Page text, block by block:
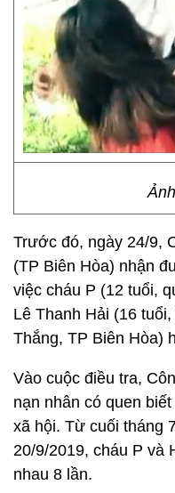
Trước đó, ngày 24/9,
(TP Biên Hòa) nhận
việc cháu P (12 tuổi,
Lê Thanh Hải (16
Thắng, TP Biên Hòa)
Vào cuộc điều tra,
nạn nhân có quen
xã hội. Từ cuối tháng
20/9/2019, cháu P và
nhau 8 lần.